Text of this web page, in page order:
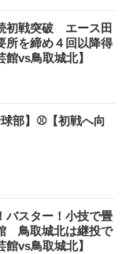
初戦突破 エース田
所を締め４回以降得
vs鳥取城北】
部】⚾【初戦へ向
バスター！小技で畳
鳥取城北は継投で
vs鳥取城北】